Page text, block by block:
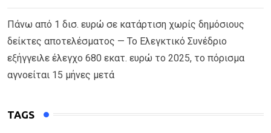
Πάνω από 1 δισ. ευρώ σε κατάρτιση χωρίς δημόσιους
δείκτες αποτελέσματος — Το Ελεγκτικό Συνέδριο
εξήγγειλε έλεγχο 680 εκατ. ευρώ το 2025, το πόρισμα
αγνοείται 15 μήνες μετά
TAGS